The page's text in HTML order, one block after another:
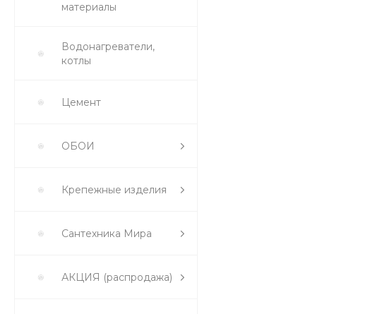
материалы
Водонагреватели,
котлы
Цемент
ОБОИ
Крепежные изделия
Сантехника Мира
АКЦИЯ (распродажа)